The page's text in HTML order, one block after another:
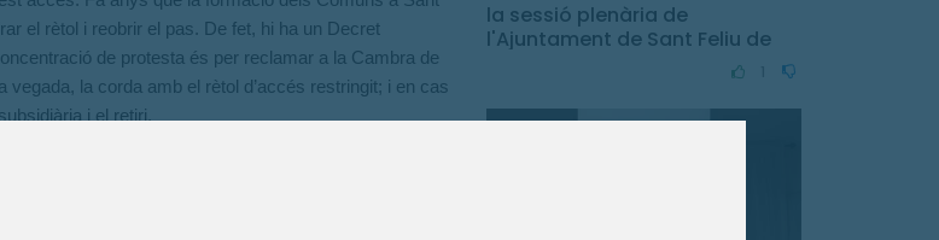
el rètol i reobrir el pas. De fet, hi ha un Decret
de protesta és per reclamar a la Cambra de
la corda amb el rètol d’accés restringit; i en cas
i el retiri.
punta del far, també s’ha de poder anar a passejar al
fet sempre. Tots dos són espais que pertanyen a Ports
que tingui la Cambra de Comerç no ho pot
la sessió plenària de
l'Ajuntament de Sant Feliu de